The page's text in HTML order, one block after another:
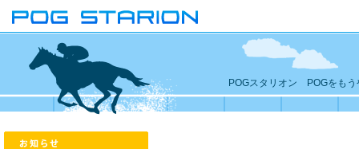
POGスタリオン POGをもう